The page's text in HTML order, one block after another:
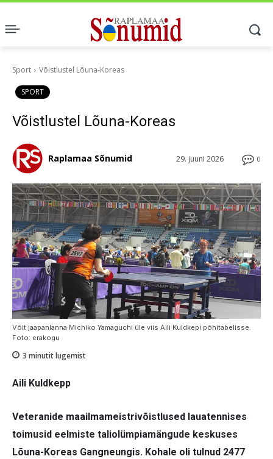
Sport Võistlustel Lõuna-Koreas
SPORT
Võistlustel Lõuna-Koreas
0
29. juuni 2026
Raplamaa Sõnumid
Võit jaapanlanna Michiko Yamaguchi üle viis Aili Kuldkepi põhitabelisse.
Foto: erakogu
3 minutit lugemist
Aili Kuldkepp
Veteranide maailmameistrivõistlused lauatennises
toimusid eelmiste taliolümpiamängude keskuses
Lõuna-Koreas Gangneungis. Kohale oli tulnud 2477